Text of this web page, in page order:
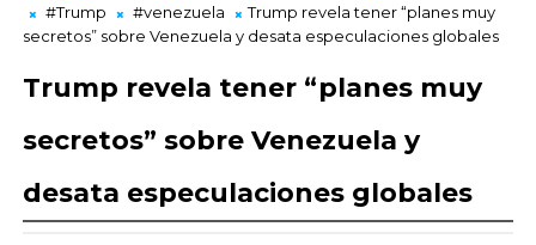
#Trump
#venezuela
Trump revela tener “planes muy
secretos” sobre Venezuela y desata especulaciones globales
Trump revela tener “planes muy
secretos” sobre Venezuela y
desata especulaciones globales